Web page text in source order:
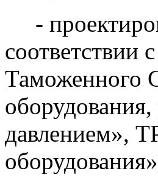
-
соответствии
Таможенного
давлением»,